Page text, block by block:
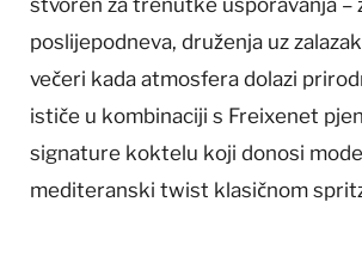
stvoren za trenutke usporavanja –
poslijepodneva, druženja uz
večeri kada atmosfera dolazi
ističe u kombinaciji s Freixenet
signature koktelu koji donosi
mediteranski twist klasičnom